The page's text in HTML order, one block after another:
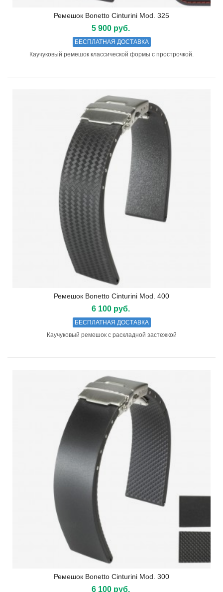
Ремешок Bonetto Cinturini Mod. 325
5 900 руб.
БЕСПЛАТНАЯ ДОСТАВКА
Каучуковый ремешок классической формы с прострочкой.
Ремешок Bonetto Cinturini Mod. 400
6 100 руб.
БЕСПЛАТНАЯ ДОСТАВКА
Каучуковый ремешок с раскладной застежкой
Ремешок Bonetto Cinturini Mod. 300
6 100 руб.